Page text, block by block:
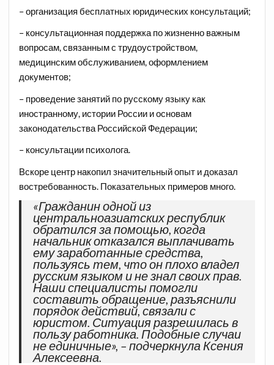
– организация бесплатных юридических консультаций;
– консультационная поддержка по жизненно важным
вопросам, связанным с трудоустройством,
медицинским обслуживанием, оформлением
документов;
– проведение занятий по русскому языку как
иностранному, истории России и основам
законодательства Российской Федерации;
– консультации психолога.
Вскоре центр накопил значительный опыт и доказал
востребованность. Показательных примеров много.
«Гражданин одной из
центральноазиатских республик
обратился за помощью, когда
начальник отказался выплачивать
ему заработанные средства,
пользуясь тем, что он плохо владел
русским языком и не знал своих прав.
Наши специалисты помогли
составить обращение, разъяснили
порядок действий, связали с
юристом. Ситуация разрешилась в
пользу работника. Подобные случаи
не единичные», – подчеркнула Ксения
Алексеевна.